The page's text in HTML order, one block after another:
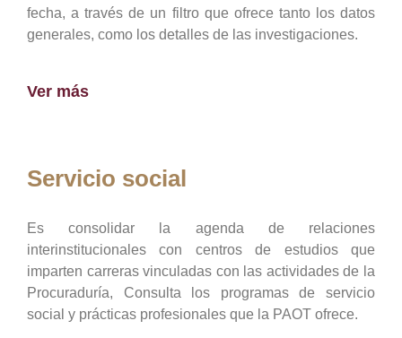
fecha, a través de un filtro que ofrece tanto los datos
generales, como los detalles de las investigaciones.
Ver más
Servicio social
Es consolidar la agenda de relaciones
interinstitucionales con centros de estudios que
imparten carreras vinculadas con las actividades de la
Procuraduría, Consulta los programas de servicio
social y prácticas profesionales que la PAOT ofrece.